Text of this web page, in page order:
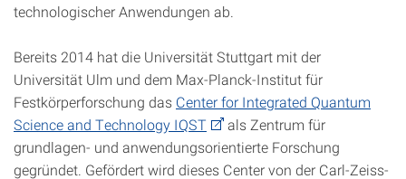
technologischer Anwendungen ab.
Bereits 2014 hat die Universität Stuttgart mit der
Universität Ulm und dem Max-Planck-Institut für
Festkörperforschung das Center for Integrated Quantum
Science and Technology IQST
als Zentrum für
grundlagen- und anwendungsorientierte Forschung
gegründet. Gefördert wird dieses Center von der Carl-Zeiss-